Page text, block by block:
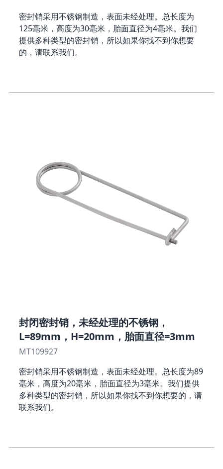
密封销采用不锈钢制造，表面未经处理。总长度为
125毫米，高度为30毫米，胎面直径为4毫米。我们
提供多种类型的密封销，所以如果你找不到你想要
的，请联系我们。
封闭密封销，未经处理的不锈钢，
L=89mm，H=20mm，胎面直径=3mm
MT109927
密封销采用不锈钢制造，表面未经处理。总长度为89
毫米，高度为20毫米，胎面直径为3毫米。我们提供
多种类型的密封销，所以如果你找不到你想要的，请
联系我们。